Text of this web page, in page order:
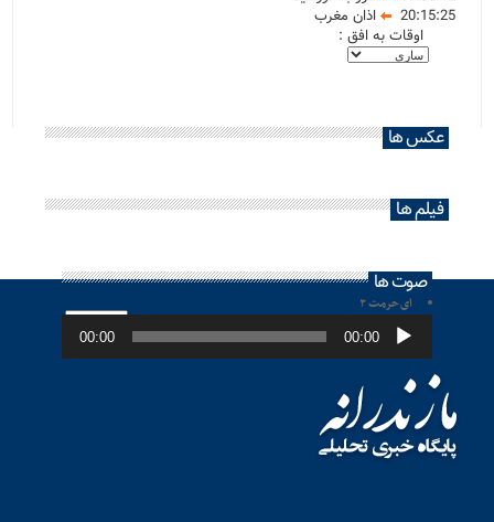
20:15:25
اذان مغرب
اوقات به افق :
عکس ها
فیلم ها
صوت ها
ای حرمت ۲
پخش‌کننده
صوت 00:00
00:00